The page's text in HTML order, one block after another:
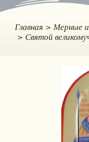
Главная Мерные
Святой